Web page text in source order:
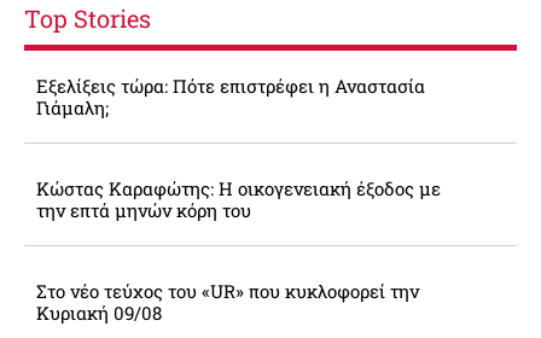
Top Stories
Εξελίξεις τώρα: Πότε επιστρέφει η Αναστασία
Γιάμαλη;
Κώστας Καραφώτης: Η οικογενειακή έξοδος με
την επτά μηνών κόρη του
Στο νέο τεύχος του «UR» που κυκλοφορεί την
Κυριακή 09/08